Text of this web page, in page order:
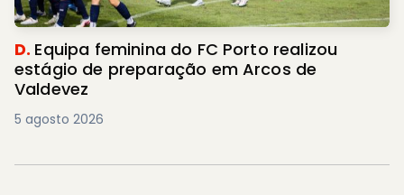
D. Equipa feminina do FC Porto realizou
estágio de preparação em Arcos de
Valdevez
5 agosto 2026